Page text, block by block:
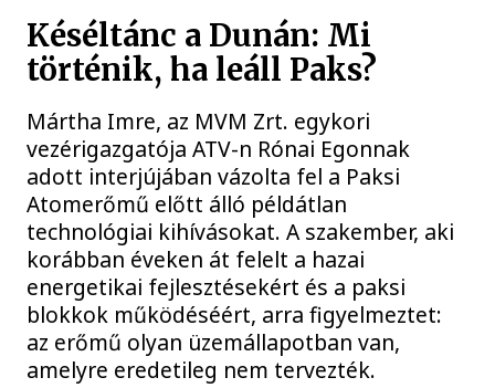
Késéltánc a Dunán: Mi
történik, ha leáll Paks?
Mártha Imre, az MVM Zrt. egykori
vezérigazgatója ATV-n Rónai Egonnak
adott interjújában vázolta fel a Paksi
Atomerőmű előtt álló példátlan
technológiai kihívásokat. A szakember, aki
korábban éveken át felelt a hazai
energetikai fejlesztésekért és a paksi
blokkok működéséért, arra figyelmeztet:
az erőmű olyan üzemállapotban van,
amelyre eredetileg nem tervezték.